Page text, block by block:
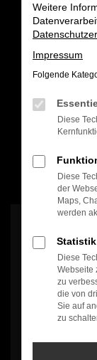
Es wird
können Daten
Weitere
Impressum
Folgende
Diese
Diese
der
Maps,
werden
Diese
Webseite
zu
die von
Sie auf
zu